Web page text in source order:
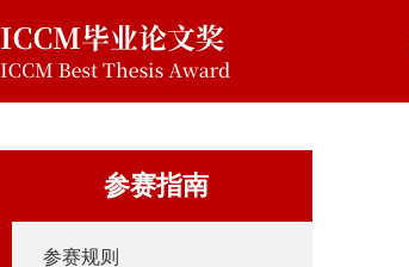
参赛指南
参赛规则